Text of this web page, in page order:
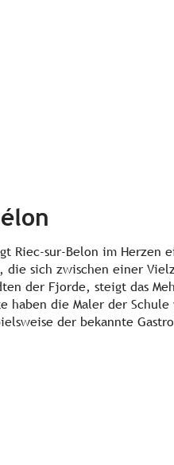
Riec-sur-Belon im Herzen
die sich zwischen einer
der Fjorde, steigt das
haben die Maler der
der bekannte